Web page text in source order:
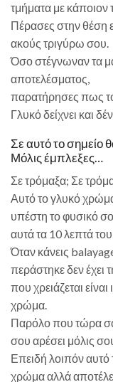
τμήματα με κάποιον
Πέρασες στην θέση
ακούς τριγύρω σου.
Όσο στέγνωναν τα
αποτελέσματος,
παρατήρησες πως το
Γλυκό δείχνει και
Σε αυτό το
Μόλις έμπλεξες…
Σε τρόμαξα; Σε
Αυτό το γλυκό
υπέστη το φυσικό
αυτά τα 10 λεπτά
Όταν κάνεις
περάστηκε δεν έχει
που χρειάζεται
χρώμα.
Παρόλο που τώρα
σου αρέσει μόλις
Επειδή λοιπόν αυτό
χρώμα αλλά